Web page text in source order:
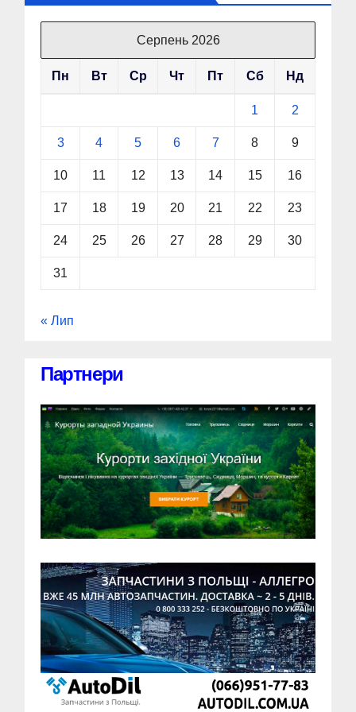
Серпень 2026
Пн Вт Ср Чт Пт Сб Нд
1 2
3 4 5 6 7 8 9
10 11 12 13 14 15 16
17 18 19 20 21 22 23
24 25 26 27 28 29 30
31
« Лип
Партнери